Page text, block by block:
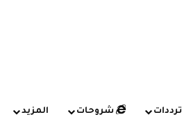
ترددات شروحات المزيد